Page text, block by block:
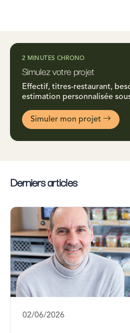
2 MINUTES CHRONO
Simulez votre projet
Effectif, titres-restaurant,
estimation personnalisée
Simuler mon projet
Derniers articles
02/06/2026